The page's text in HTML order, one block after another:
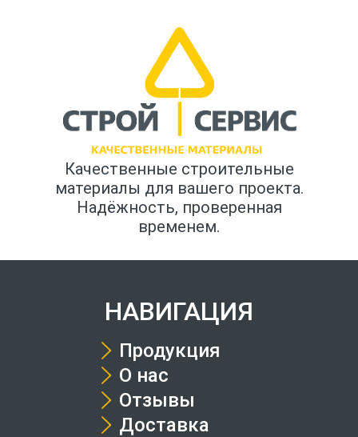
Качественные строительные
материалы для вашего проекта.
Надёжность, проверенная
временем.
НАВИГАЦИЯ
Продукция
О нас
Отзывы
Доставка